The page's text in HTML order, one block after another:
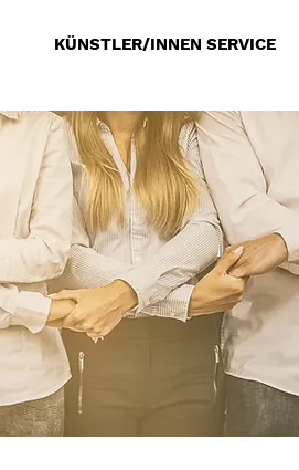
KÜNSTLER/INNEN SERVICE